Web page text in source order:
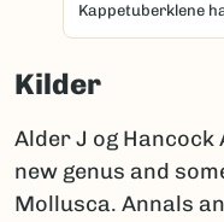
Kappetuberklene
Kilder
Alder J og Hancock
new genus and
Mollusca. Annals